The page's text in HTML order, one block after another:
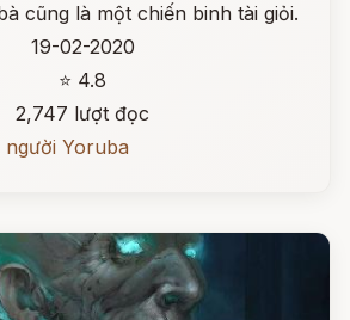
cũng là một chiến binh tài giỏi.
19-02-2020
⭐ 4.8
2,747 lượt đọc
Yoruba